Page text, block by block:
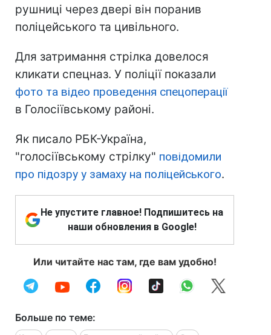
рушниці через двері він поранив
поліцейського та цивільного.
Для затримання стрілка довелося
кликати спецназ. У поліції показали
фото та відео проведення спецоперації
в Голосіївському районі.
Як писало РБК-Україна,
"голосіївському стрілку" повідомили
про підозру у замаху на поліцейського.
Не упустите главное! Подпишитесь на
наши обновления в Google!
Или читайте нас там, где вам удобно!
Больше по теме: